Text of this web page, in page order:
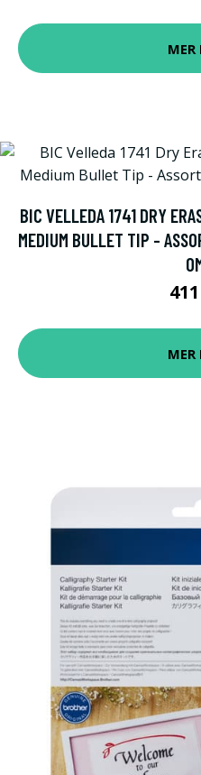
BIC VELLEDA 1741 DRY
MEDIUM BULLET TIP -